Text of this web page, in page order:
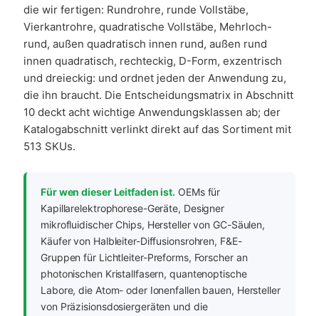
die wir fertigen: Rundrohre, runde Vollstäbe,
Vierkantrohre, quadratische Vollstäbe, Mehrloch-
rund, außen quadratisch innen rund, außen rund
innen quadratisch, rechteckig, D-Form, exzentrisch
und dreieckig: und ordnet jeden der Anwendung zu,
die ihn braucht. Die Entscheidungsmatrix in Abschnitt
10 deckt acht wichtige Anwendungsklassen ab; der
Katalogabschnitt verlinkt direkt auf das Sortiment mit
513 SKUs.
Für wen dieser Leitfaden ist. OEMs für
Kapillarelektrophorese-Geräte, Designer
mikrofluidischer Chips, Hersteller von GC-Säulen,
Käufer von Halbleiter-Diffusionsrohren, F&E-
Gruppen für Lichtleiter-Preforms, Forscher an
photonischen Kristallfasern, quantenoptische
Labore, die Atom- oder Ionenfallen bauen, Hersteller
von Präzisionsdosiergeräten und die